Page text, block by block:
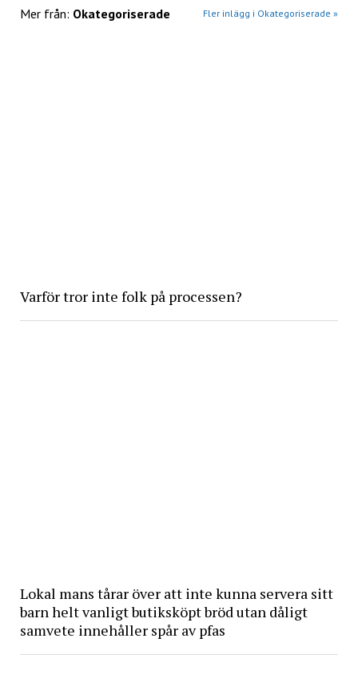
Mer från: Okategoriserade Fler inlägg i Okategoriserade »
Varför tror inte folk på processen?
Lokal mans tårar över att inte kunna servera sitt
barn helt vanligt butiksköpt bröd utan dåligt
samvete innehåller spår av pfas